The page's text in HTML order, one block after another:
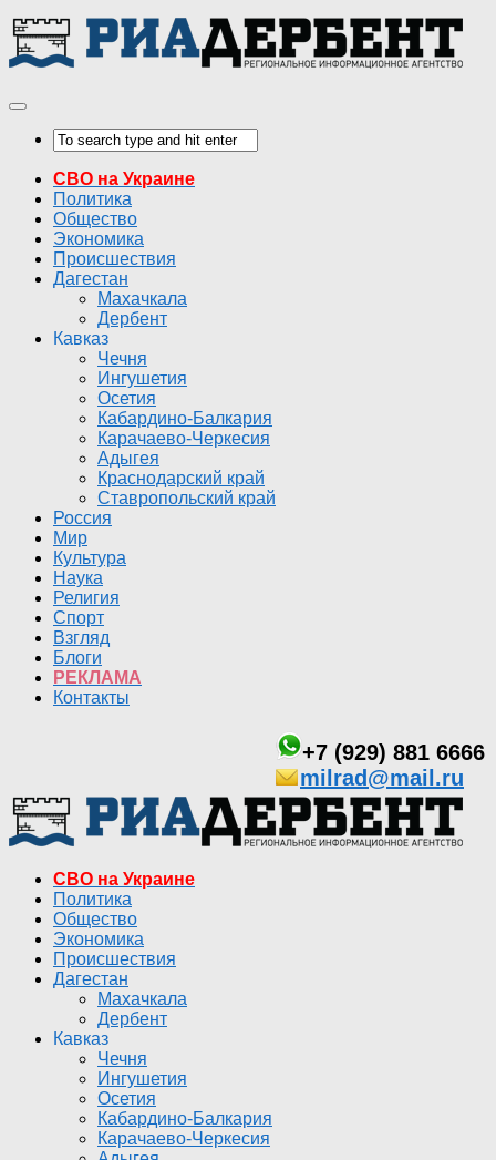
СВО на Украине
Политика
Общество
Экономика
Происшествия
Дагестан
Махачкала
Дербент
Кавказ
Чечня
Ингушетия
Осетия
Кабардино-Балкария
Карачаево-Черкесия
Адыгея
Краснодарский край
Ставропольский край
Россия
Мир
Культура
Наука
Религия
Спорт
Взгляд
Блоги
РЕКЛАМА
Контакты
+7 (929) 881 6666
milrad@mail.ru
СВО на Украине
Политика
Общество
Экономика
Происшествия
Дагестан
Махачкала
Дербент
Кавказ
Чечня
Ингушетия
Осетия
Кабардино-Балкария
Карачаево-Черкесия